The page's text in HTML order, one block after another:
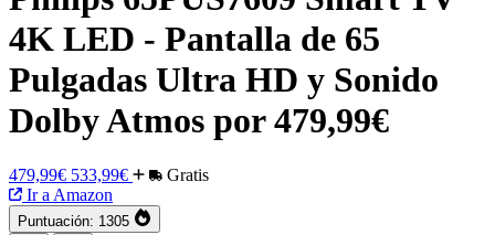
4K LED - Pantalla de 65
Pulgadas Ultra HD y Sonido
Dolby Atmos por 479,99€
479,99€ 533,99€
Gratis
Ir a Amazon
Puntuación: 1305